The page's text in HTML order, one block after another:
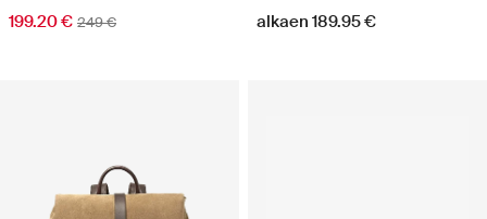
199.20 € 249 € alkaen 189.95 €